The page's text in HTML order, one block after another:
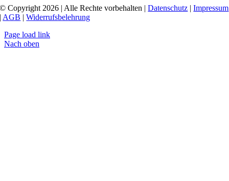
© Copyright 2026 | Alle Rechte vorbehalten |Datenschutz |Impressum
| AGB |Widerrufsbelehrung
Page load link
Nach oben